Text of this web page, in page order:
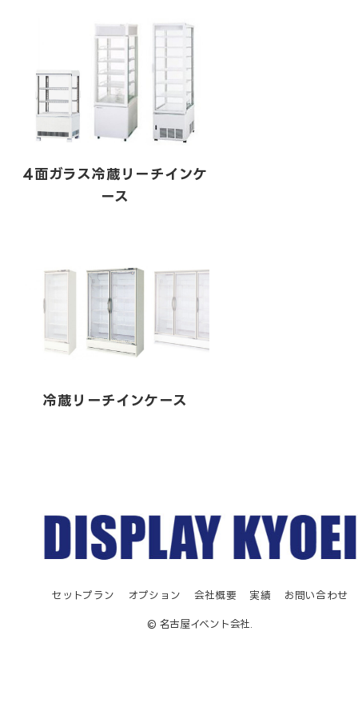
4面ガラス冷蔵リーチインケ
ース
冷蔵リーチインケース
セットプラン オプション 会社概要 実績 お問い合わせ
© 名古屋イベント会社.